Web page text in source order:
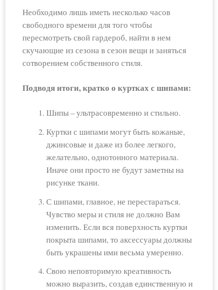
Необходимо лишь иметь несколько часов
свободного времени для того чтобы
пересмотреть свой гардероб, найти в нем
скучающие из сезона в сезон вещи и заняться
сотворением собственного стиля.
Подводя итоги, кратко о куртках с шипами:
Шипы – ультрасовременно и стильно.
Куртки с шипами могут быть кожаные,
джинсовые и даже из более легкого,
желательно, однотонного материала.
Иначе они просто не будут заметны на
рисунке ткани.
С шипами, главное, не перестараться.
Чувство меры и стиля не должно Вам
изменить. Если вся поверхность куртки
покрыта шипами, то аксессуары должны
быть украшены ими весьма умеренно.
Свою неповторимую креативность
можно выразить, создав единственную и